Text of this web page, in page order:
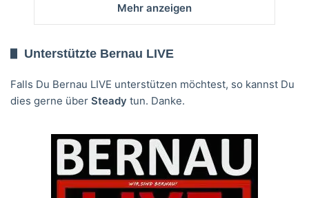
Mehr anzeigen
Unterstützte Bernau LIVE
Falls Du Bernau LIVE unterstützen möchtest, so kannst Du
dies gerne über Steady tun. Danke.